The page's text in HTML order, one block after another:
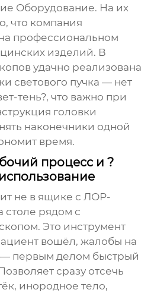
Оборудование. На их
что компания
профессиональном
изделий. В
удачно реализована
светового пучка — нет
тень?, что важно при
головки
наконечники одной
время.
процесс и ?
не в ящике с ЛОР-
столе рядом с
Это инструмент
вошёл, жалобы на
— первым делом быстрый
сразу отсечь
инородное тело,